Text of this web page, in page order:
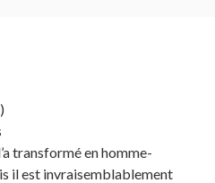
transformé en homme-
il est invraisemblablement